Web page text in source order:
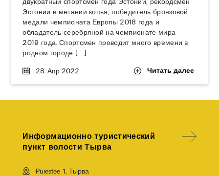
Эстонии в метании копья, победитель бронзовой
медали чемпионата Европы 2018 года и
обладатель серебряной на чемпионате мира
2019 года. Спортсмен проводит много времени в
родном городе […]
28. Апр 2022 Читать далее
Информационно-туристический
пункт волости Тырва
Puiestee 1, Тырва